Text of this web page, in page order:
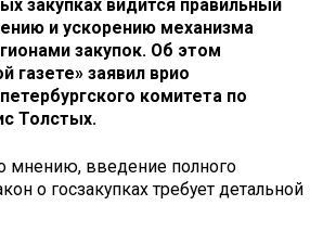
закупках видится правильный
и ускорению механизма
закупок. Об этом
газете» заявил врио
комитета по
Толстых.
мнению, введение полного
о госзакупках требует детальной